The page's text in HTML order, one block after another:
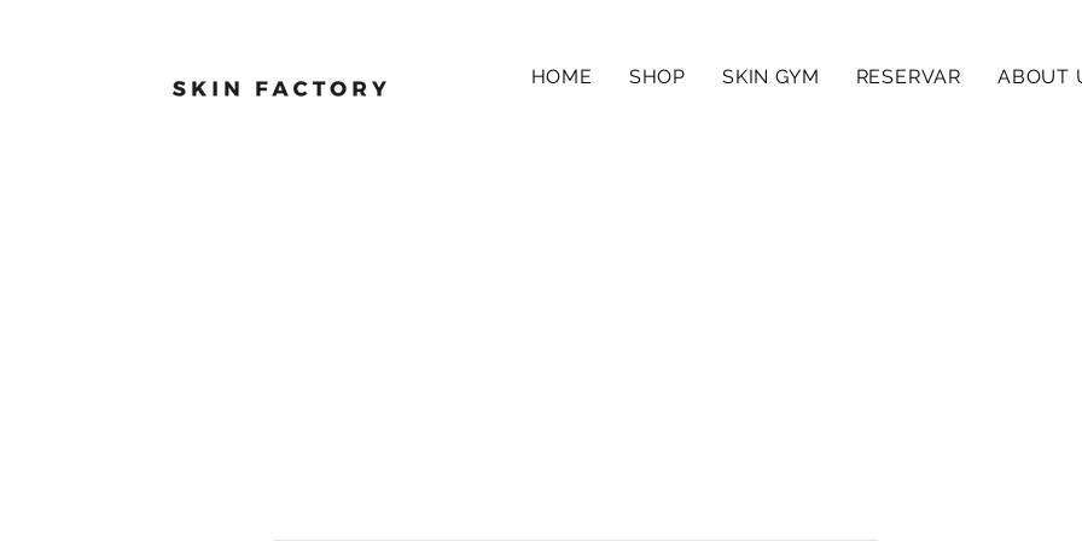
HOME SHOP SKIN GYM RESERVAR ABOUT